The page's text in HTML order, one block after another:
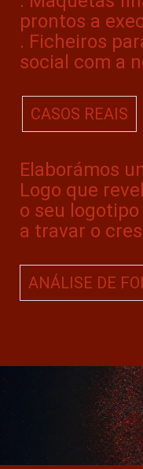
prontos a
. Ficheiros
social com a
CASOS REAIS
Elaborámos
Logo que
o seu
a travar o
ANÁLISE DE